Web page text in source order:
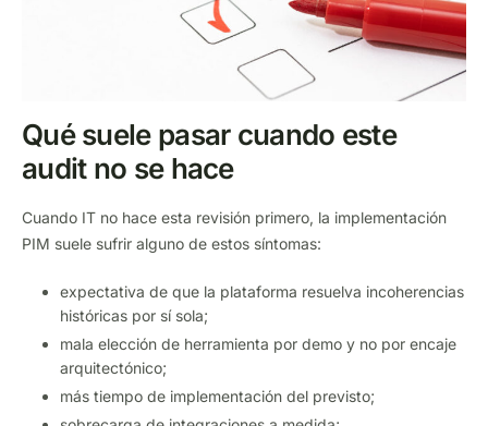
Qué suele pasar cuando este
audit no se hace
Cuando IT no hace esta revisión primero, la implementación
PIM suele sufrir alguno de estos síntomas:
expectativa de que la plataforma resuelva incoherencias
históricas por sí sola;
mala elección de herramienta por demo y no por encaje
arquitectónico;
más tiempo de implementación del previsto;